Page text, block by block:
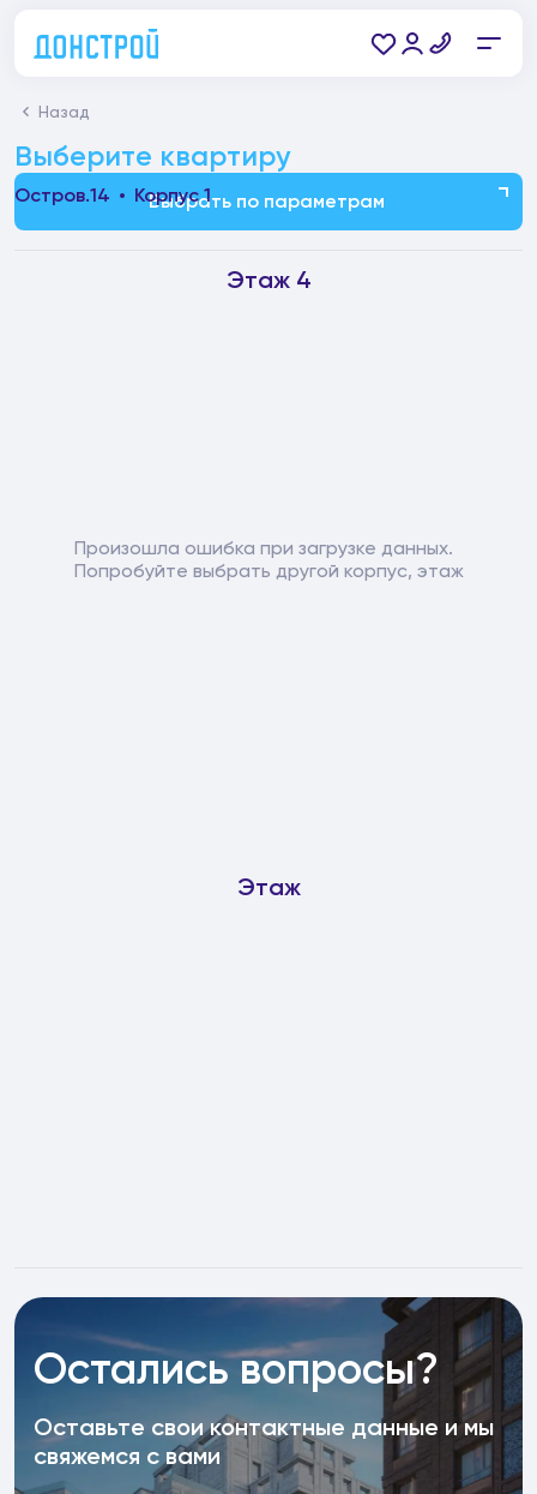
Назад
Выберите квартиру
Выбрать по параметрам
Остров.14 Корпус 1
Этаж 4
Произошла ошибка при загрузке данных.
Попробуйте выбрать другой корпус, этаж
Этаж
Остались вопросы?
Оставьте свои контактные данные и мы
свяжемся с вами